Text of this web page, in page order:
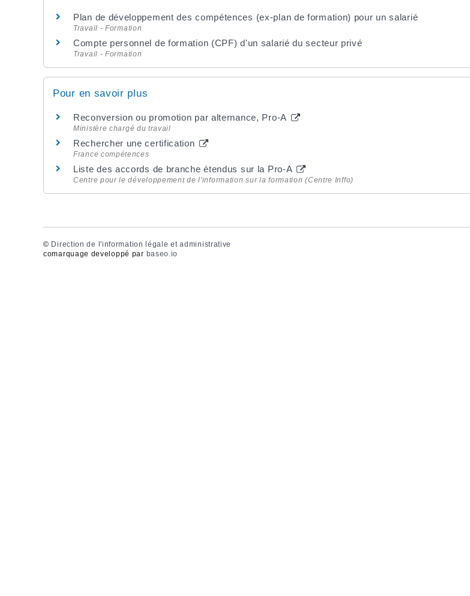
Plan de développement des compétences (ex-plan de formation) pour un salarié
Travail - Formation
Compte personnel de formation (CPF) d'un salarié du secteur privé
Travail - Formation
Pour en savoir plus
Reconversion ou promotion par alternance, Pro-A
Ministère chargé du travail
Rechercher une certification
France compétences
Liste des accords de branche étendus sur la Pro-A
Centre pour le développement de l'information sur la formation (Centre Inffo)
© Direction de l'information légale et administrative
comarquage developpé par baseo.io